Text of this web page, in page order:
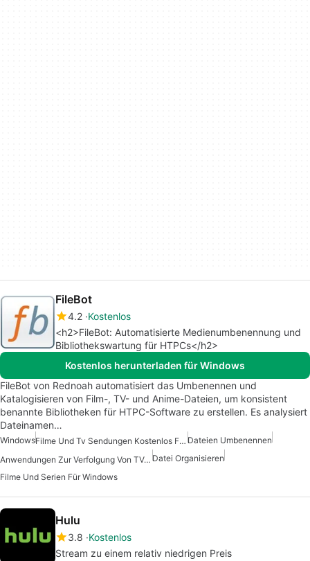
FileBot
4.2 Kostenlos
<h2>FileBot: Automatisierte Medienumbenennung und
Bibliothekswartung für HTPCs</h2>
Kostenlos herunterladen für Windows
FileBot von Rednoah automatisiert das Umbenennen und
Katalogisieren von Film-, TV- und Anime-Dateien, um konsistent
benannte Bibliotheken für HTPC-Software zu erstellen. Es analysiert
Dateinamen…
Windows Filme Und Tv Sendungen Kostenlos Fuer Windows Dateien Umbenennen
Anwendungen Zur Verfolgung Von TV-Sendungen Und Filmen Datei Organisieren
Filme Und Serien Für Windows
Hulu
3.8 Kostenlos
Stream zu einem relativ niedrigen Preis